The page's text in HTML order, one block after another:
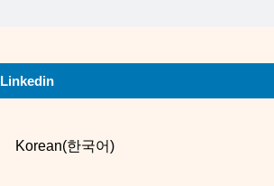
Linkedin
Korean(한국어)